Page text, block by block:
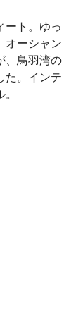
ート。ゆっ
オーシャン
、鳥羽湾の
た。インテ